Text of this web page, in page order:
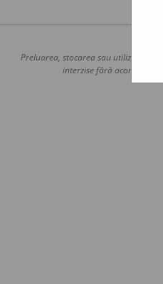
Preluarea, stocarea sau utilizarea
interzise fără acordul